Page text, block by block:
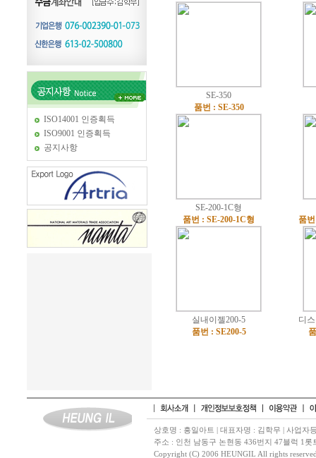
ISO14001 인증획득
ISO9001 인증획득
공지사항
SE-350
품번 : SE-350
SE-200-1C형
품번 : SE-200-1C형
품
실내이젤200-5
품번 : SE200-5
디
상호명 : 흥일아트 | 대표자명 : 김학무 | 사업자
주소 : 인천 남동구 논현동 436번지 47블럭 1
Copyright (C) 2006 HEUNGIL All rights